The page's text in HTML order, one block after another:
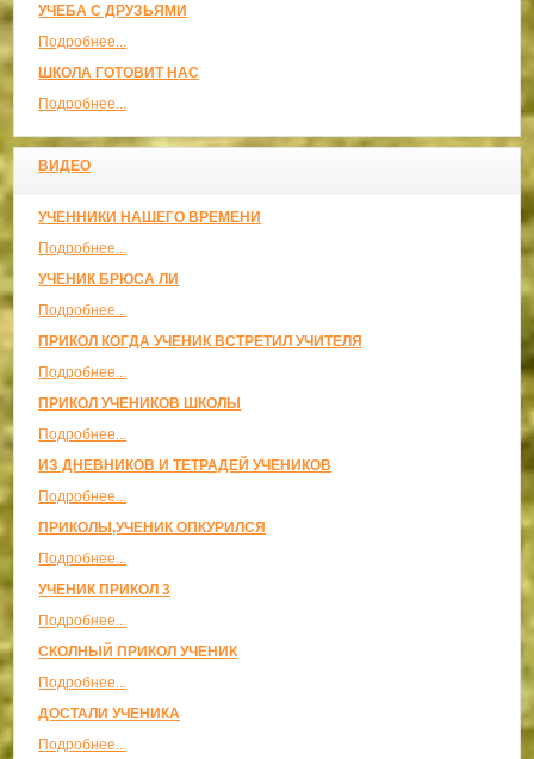
УЧЕБА С ДРУЗЬЯМИ
Подробнее...
ШКОЛА ГОТОВИТ НАС
Подробнее...
ВИДЕО
УЧЕННИКИ НАШЕГО ВРЕМЕНИ
Подробнее...
УЧЕНИК БРЮСА ЛИ
Подробнее...
ПРИКОЛ КОГДА УЧЕНИК ВСТРЕТИЛ УЧИТЕЛЯ
Подробнее...
ПРИКОЛ УЧЕНИКОВ ШКОЛЫ
Подробнее...
ИЗ ДНЕВНИКОВ И ТЕТРАДЕЙ УЧЕНИКОВ
Подробнее...
ПРИКОЛЫ,УЧЕНИК ОПКУРИЛСЯ
Подробнее...
УЧЕНИК ПРИКОЛ 3
Подробнее...
СКОЛНЫЙ ПРИКОЛ УЧЕНИК
Подробнее...
ДОСТАЛИ УЧЕНИКА
Подробнее...